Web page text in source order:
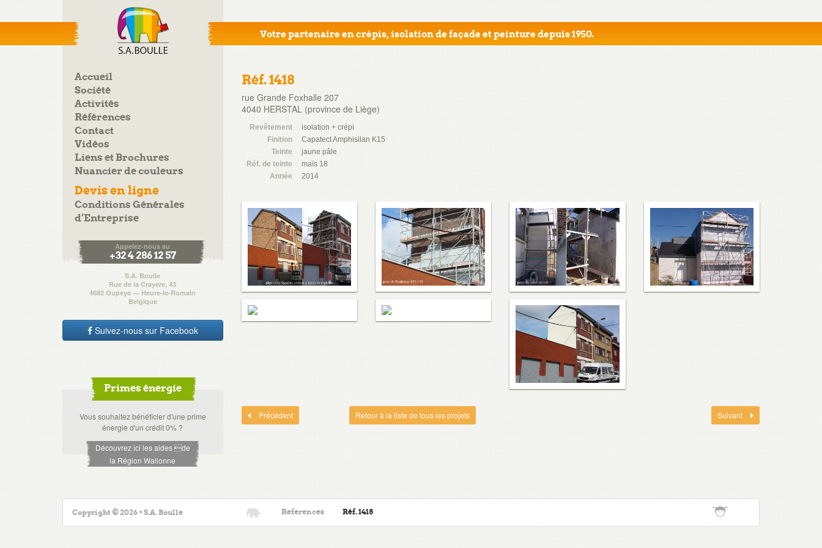
Votre partenaire en crépis, isolation de façade et peinture depuis 1950.
Accueil
Société
Activités
Références
Contact
Vidéos
Liens et Brochures
Nuancier de couleurs
Devis en ligne
Conditions Générales
d’Entreprise
Appelez-nous au
+32 4 286 12 57
S.A. Boulle
Rue de la Crayere, 43
4682 Oupeye — Heure-le-Romain
Belgique
Suivez-nous sur Facebook
Primes énergie
Vous souhaitez bénéficier d'une prime
énergie d'un crédit 0% ?
Découvrez ici les aides de
la Région Wallonne
Réf. 1418
rue Grande Foxhalle 207
4040 HERSTAL (province de Liège)
Revêtement
isolation + crépi
Finition
Capatect Amphisilan K15
Teinte
jaune pâle
Réf. de teinte
maïs 18
Année
2014
Précédent Retour à la liste de tous les projets Suivant
Copyright © 2026 • S.A. Boulle References Réf. 1418